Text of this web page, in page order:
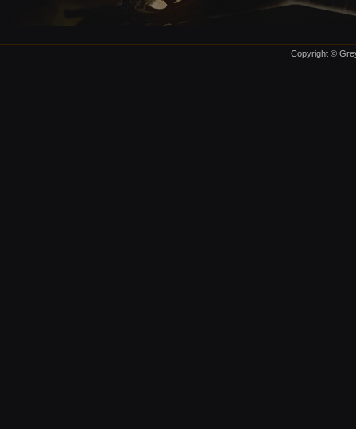
Copyright ©